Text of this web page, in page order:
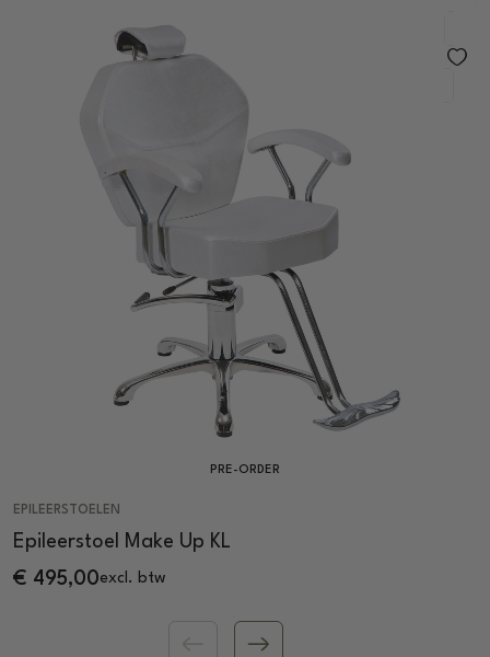
PRE-ORDER
EPILEERSTOELEN
Epileerstoel Make Up KL
€ 495,00excl. btw